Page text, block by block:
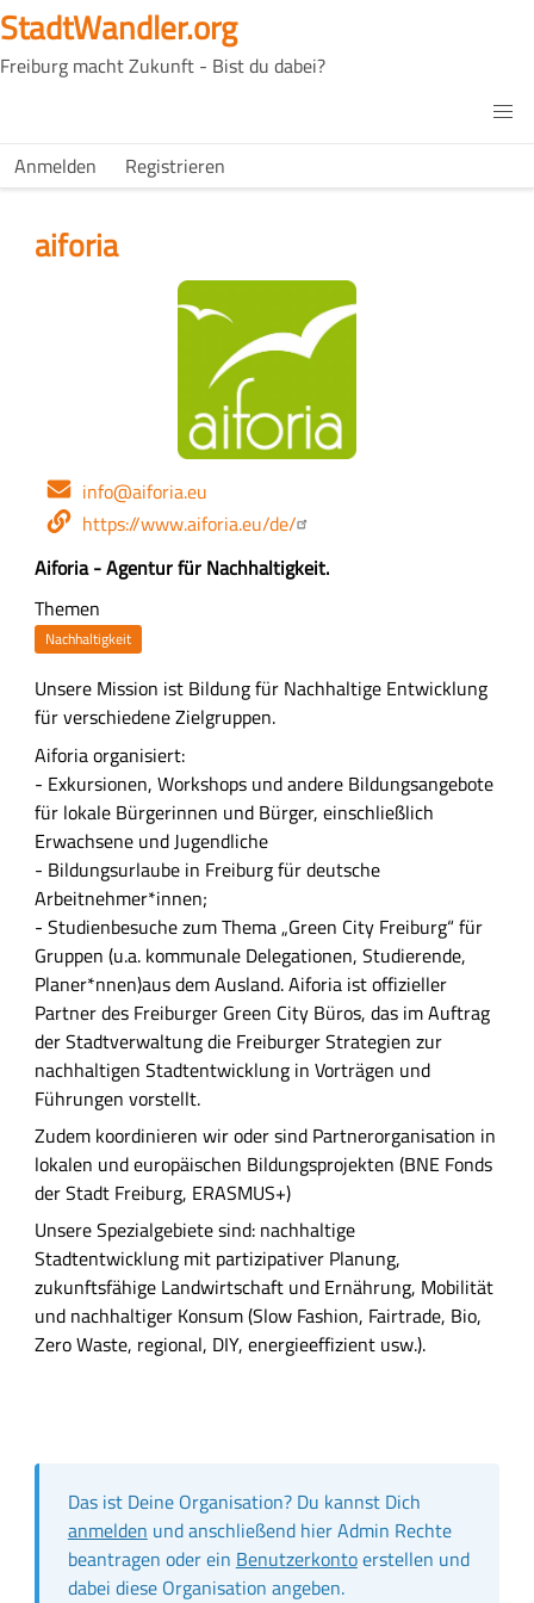
Direkt
zum
Inhalt
StadtWandler.org
Freiburg macht Zukunft - Bist du dabei?
Main
H4C
USER
Anmelden Registrieren
aiforia
E-
Mail-
info@aiforia.eu
Webseite
https://www.aiforia.eu/de/
Z
u
s
a
m
m
n
f
a
s
s
u
n
g
Aiforia - Agentur für Nachhaltigkeit.
Themen
Nachhaltigkeit
A
u
s
ü
h
l
c
h
e
B
e
s
h
r
e
i
b
u
n
g
Unsere Mission ist Bildung für Nachhaltige Entwicklung
für verschiedene Zielgruppen.
Aiforia organisiert:
- Exkursionen, Workshops und andere Bildungsangebote
für lokale Bürgerinnen und Bürger, einschließlich
Erwachsene und Jugendliche
- Bildungsurlaube in Freiburg für deutsche
Arbeitnehmer*innen;
- Studienbesuche zum Thema „Green City Freiburg“ für
Gruppen (u.a. kommunale Delegationen, Studierende,
Planer*nnen)aus dem Ausland. Aiforia ist offizieller
Partner des Freiburger Green City Büros, das im Auftrag
der Stadtverwaltung die Freiburger Strategien zur
nachhaltigen Stadtentwicklung in Vorträgen und
Führungen vorstellt.
Zudem koordinieren wir oder sind Partnerorganisation in
lokalen und europäischen Bildungsprojekten (BNE Fonds
der Stadt Freiburg, ERASMUS+)
Unsere Spezialgebiete sind: nachhaltige
Stadtentwicklung mit partizipativer Planung,
zukunftsfähige Landwirtschaft und Ernährung, Mobilität
und nachhaltiger Konsum (Slow Fashion, Fairtrade, Bio,
Zero Waste, regional, DIY, energieeffizient usw.).
Das ist Deine Organisation? Du kannst Dich
anmelden und anschließend hier Admin Rechte
beantragen oder ein Benutzerkontoerstellen und
dabei diese Organisation angeben.